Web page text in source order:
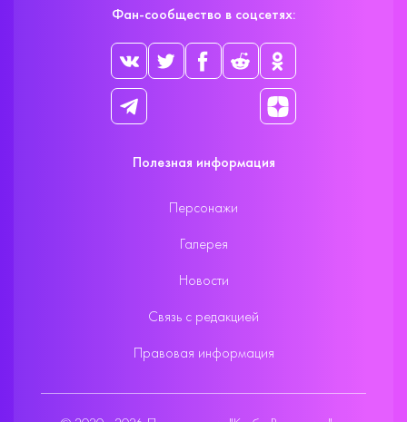
Фан-сообщество в соцсетях:
Полезная информация
Персонажи
Галерея
Новости
Связь с редакцией
Правовая информация